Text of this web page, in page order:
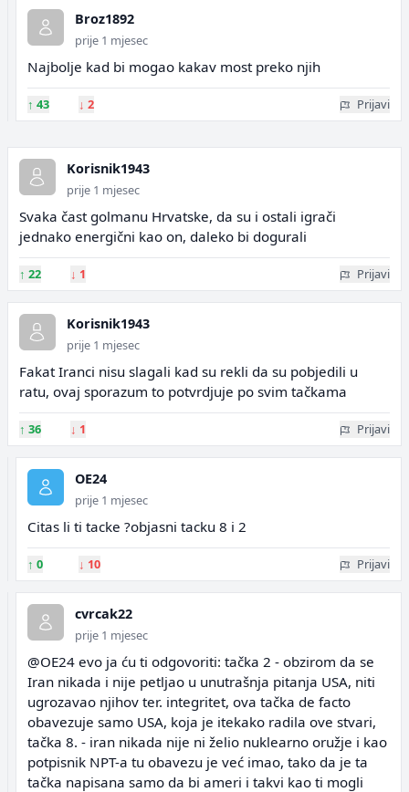
Broz1892
prije 1 mjesec
Najbolje kad bi mogao kakav most preko njih
↑ 43 ↓ 2 Prijavi
Korisnik1943
prije 1 mjesec
Svaka čast golmanu Hrvatske, da su i ostali igrači
jednako energični kao on, daleko bi dogurali
↑ 22 ↓ 1 Prijavi
Korisnik1943
prije 1 mjesec
Fakat Iranci nisu slagali kad su rekli da su pobjedili u
ratu, ovaj sporazum to potvrdjuje po svim tačkama
↑ 36 ↓ 1 Prijavi
OE24
prije 1 mjesec
Citas li ti tacke ?objasni tacku 8 i 2
↑ 0 ↓ 10 Prijavi
cvrcak22
prije 1 mjesec
@OE24 evo ja ću ti odgovoriti: tačka 2 - obzirom da se
Iran nikada i nije petljao u unutrašnja pitanja USA, niti
ugrozavao njihov ter. integritet, ova tačka de facto
obavezuje samo USA, koja je itekako radila ove stvari,
tačka 8. - iran nikada nije ni želio nuklearno oružje i kao
potpisnik NPT-a tu obavezu je već imao, tako da je ta
tačka napisana samo da bi ameri i takvi kao ti mogli